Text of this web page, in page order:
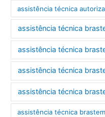
assistência técnica
assistência técnica
assistência técnica
assistência técnica
assistência técnica
assistência técnica